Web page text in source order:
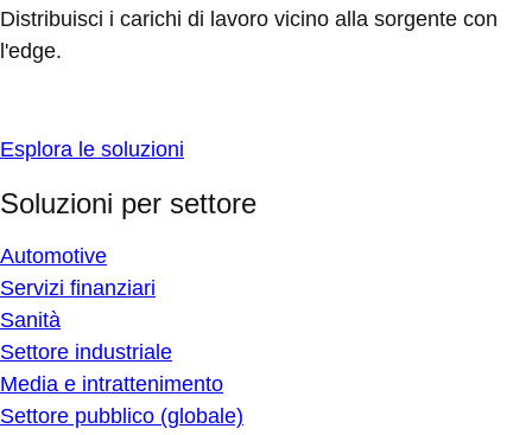
Distribuisci i carichi di lavoro vicino alla sorgente con
l'edge.
Esplora le soluzioni
Soluzioni per settore
Automotive
Servizi finanziari
Sanità
Settore industriale
Media e intrattenimento
Settore pubblico (globale)